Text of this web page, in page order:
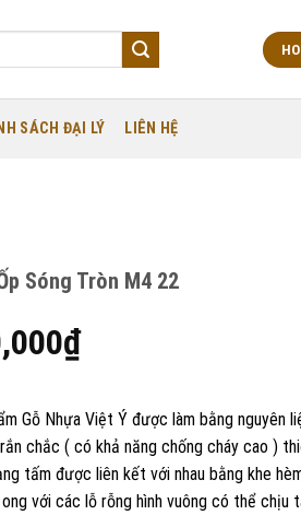
SÁCH ĐẠI LÝ LIÊN HỆ
Sóng Tròn M4 22
₫
Gỗ Nhựa Việt Ý được làm bằng nguyên
rắn chắc ( có khả năng chống cháy cao )
tấm được liên kết với nhau bằng khe
với các lỗ rỗng hình vuông có thể chịu